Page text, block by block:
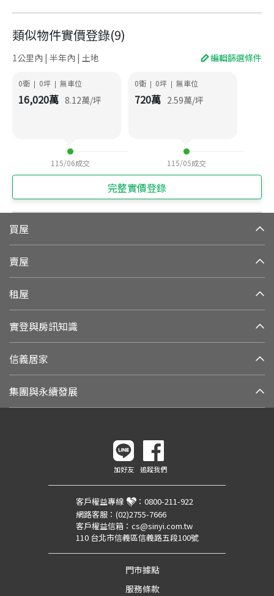
類似物件實價登錄(9)
1公里內 | 半年內 | 土地 編輯篩選條件
0衛 | 0坪 | 無車位
16,020萬 8.12萬/坪
115/06成交
0衛 | 0坪 | 無車位
720萬 2.59萬/坪
115/05成交
完整實價登錄
買屋
賣屋
租屋
實登與房訊知識
信義居家
集團與永續發展
加好友 追蹤我們
客戶權益專線 ： 0800-211-922
網路客服： (02)2755-7666
客戶權益信箱： cs@sinyi.com.tw
110 台北市信義區信義路五段100號
門市據點
服務條款